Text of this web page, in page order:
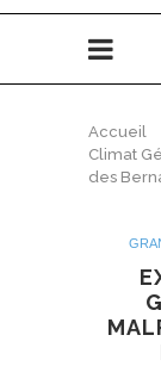
Accueil
Climat
des